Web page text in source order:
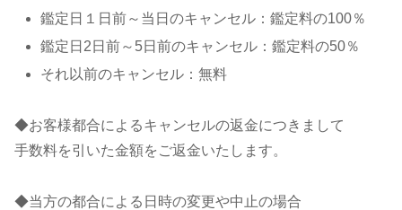
鑑定日１日前～当日のキャンセル：鑑定料の100％
鑑定日2日前～5日前のキャンセル：鑑定料の50％
それ以前のキャンセル：無料
◆お客様都合によるキャンセルの返金につきまして
手数料を引いた金額をご返金いたします。
◆当方の都合による日時の変更や中止の場合